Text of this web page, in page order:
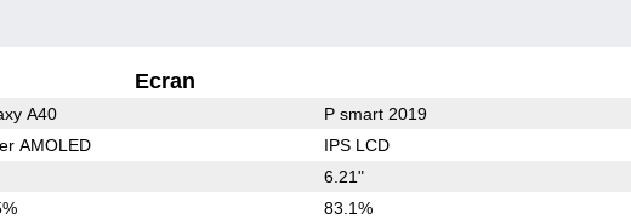
Ecran
A40 P smart 2019
AMOLED IPS LCD
6.21"
83.1%